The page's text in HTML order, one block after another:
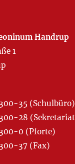
Handrup
1
35 (Schulbüro)
28
0 (Pforte)
37 (Fax)